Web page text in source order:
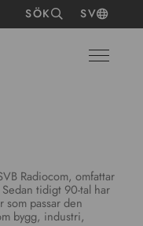
SÖK SV
Radiocom, omfattar
tidigt 90-tal har
som passar den
bygg, industri,